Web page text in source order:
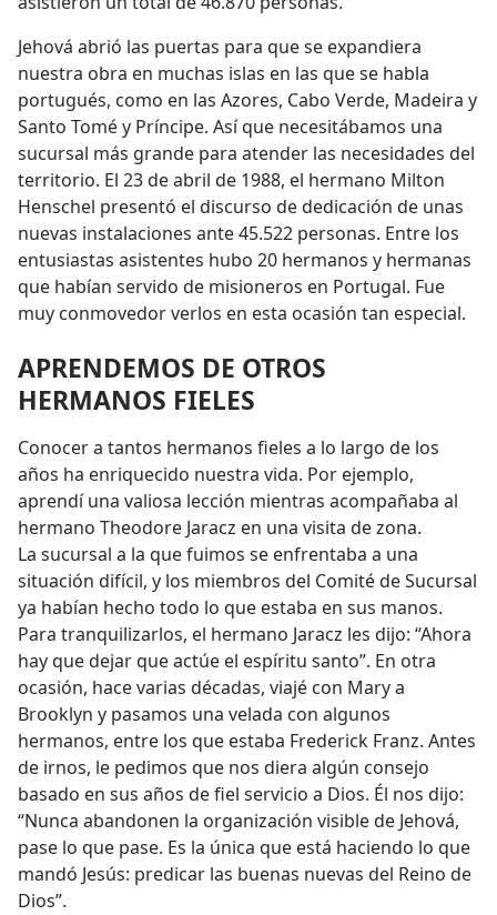
Jehová abrió las puertas para que se expandiera
nuestra obra en muchas islas en las que se habla
portugués, como en las Azores, Cabo Verde, Madeira y
Santo Tomé y Príncipe. Así que necesitábamos una
sucursal más grande para atender las necesidades del
territorio. El 23 de abril de 1988, el hermano Milton
Henschel presentó el discurso de dedicación de unas
nuevas instalaciones ante 45.522 personas. Entre los
entusiastas asistentes hubo 20 hermanos y hermanas
que habían servido de misioneros en Portugal. Fue
muy conmovedor verlos en esta ocasión tan especial.
APRENDEMOS DE OTROS
HERMANOS FIELES
Conocer a tantos hermanos fieles a lo largo de los
años ha enriquecido nuestra vida. Por ejemplo,
aprendí una valiosa lección mientras acompañaba al
hermano Theodore Jaracz en una visita de zona.
La sucursal a la que fuimos se enfrentaba a una
situación difícil, y los miembros del Comité de Sucursal
ya habían hecho todo lo que estaba en sus manos.
Para tranquilizarlos, el hermano Jaracz les dijo: “Ahora
hay que dejar que actúe el espíritu santo”. En otra
ocasión, hace varias décadas, viajé con Mary a
Brooklyn y pasamos una velada con algunos
hermanos, entre los que estaba Frederick Franz. Antes
de irnos, le pedimos que nos diera algún consejo
basado en sus años de fiel servicio a Dios. Él nos dijo:
“Nunca abandonen la organización visible de Jehová,
pase lo que pase. Es la única que está haciendo lo que
mandó Jesús: predicar las buenas nuevas del Reino de
Dios”.